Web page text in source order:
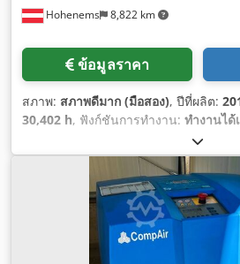
Hohenems 8,822 km
ข้อมูลราคา
สภาพ: สภาพดีมาก (มือสอง), ปีที่ผลิต:
30,402 h, ฟังก์ชันการทำงาน: ทำงานได้